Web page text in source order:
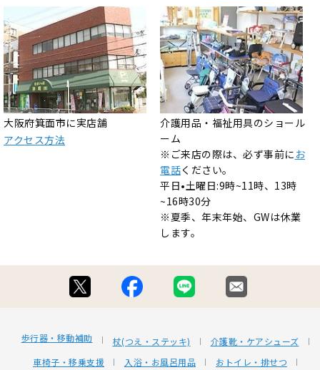
大阪府箕面市に実店舗
アクセス方法
介護用品・福祉用具のショール
ーム
※ご来店の際は、必ず事前に お
電話ください。
平日•土曜日:9時~11時、13時
~16時30分
※夏季、年末年始、GWは休業
します。
歩行器・移動補助 杖(つえ・ステッキ)
介護靴・ケアシューズ
車椅子・移乗支援
入浴・お風呂用品 おトイレ・排せつ